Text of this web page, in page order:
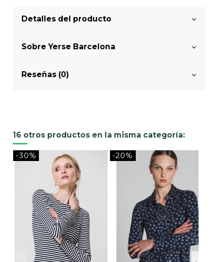
Detalles del producto
Sobre Yerse Barcelona
Reseñas (0)
16 otros productos en la misma categoría:
-30% -20%